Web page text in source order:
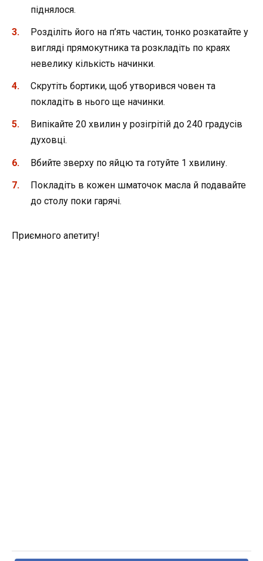
піднялося.
Розділіть його на п’ять частин, тонко розкатайте у
вигляді прямокутника та розкладіть по краях
невелику кількість начинки.
Скрутіть бортики, щоб утворився човен та
покладіть в нього ще начинки.
Випікайте 20 хвилин у розігрітій до 240 градусів
духовці.
Вбийте зверху по яйцю та готуйте 1 хвилину.
Покладіть в кожен шматочок масла й подавайте
до столу поки гарячі.
Приємного апетиту!